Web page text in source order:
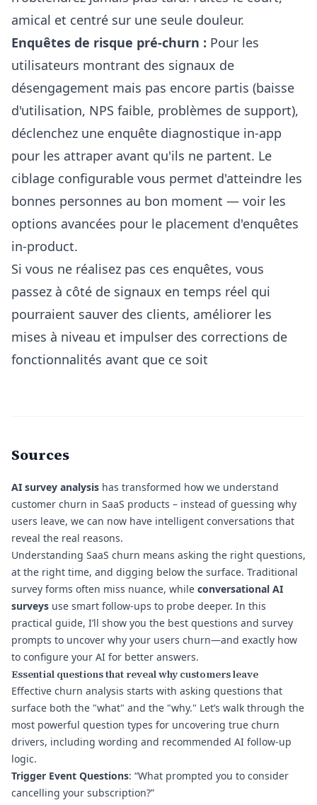
amical et centré sur une seule douleur.
Enquêtes de risque pré-churn : Pour les
utilisateurs montrant des signaux de
désengagement mais pas encore partis (baisse
d'utilisation, NPS faible, problèmes de support),
déclenchez une enquête diagnostique in-app
pour les attraper avant qu'ils ne partent. Le
ciblage configurable vous permet d'atteindre les
bonnes personnes au bon moment — voir les
options avancées pour le placement d'enquêtes
in-product.
Si vous ne réalisez pas ces enquêtes, vous
passez à côté de signaux en temps réel qui
pourraient sauver des clients, améliorer les
mises à niveau et impulser des corrections de
fonctionnalités avant que ce soit
Sources
AI survey analysis has transformed how we understand
customer churn in SaaS products – instead of guessing why
users leave, we can now have intelligent conversations that
reveal the real reasons.
Understanding SaaS churn means asking the right questions,
at the right time, and digging below the surface. Traditional
survey forms often miss nuance, while conversational AI
surveys use smart follow-ups to probe deeper. In this
practical guide, I’ll show you the best questions and survey
prompts to uncover why your users churn—and exactly how
to configure your AI for better answers.
Essential questions that reveal why customers leave
Effective churn analysis starts with asking questions that
surface both the "what" and the "why." Let’s walk through the
most powerful question types for uncovering true churn
drivers, including wording and recommended AI follow-up
logic.
Trigger Event Questions: “What prompted you to consider
cancelling your subscription?”